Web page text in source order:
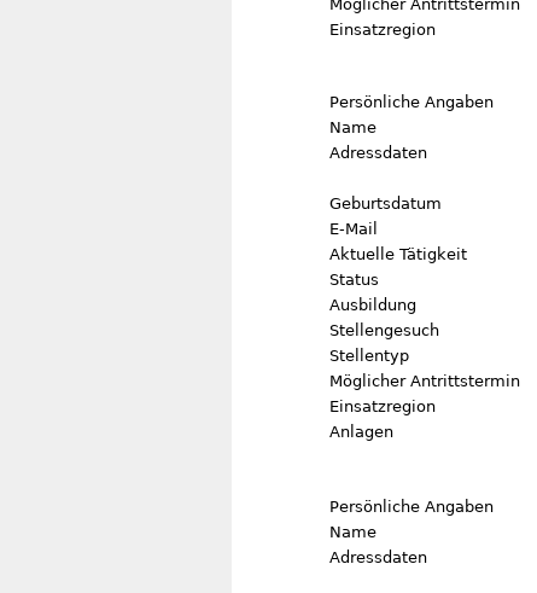
Möglicher Antrittstermin
Einsatzregion
Persönliche Angaben
Name
Adressdaten
Geburtsdatum
E-Mail
Aktuelle Tätigkeit
Status
Ausbildung
Stellengesuch
Stellentyp
Möglicher Antrittstermin
Einsatzregion
Anlagen
Persönliche Angaben
Name
Adressdaten